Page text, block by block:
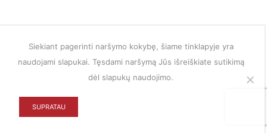
Siekiant pagerinti naršymo kokybę, šiame tinklapyje yra
naudojami slapukai. Tęsdami naršymą Jūs išreiškiate sutikimą
dėl slapukų naudojimo.
SUPRATAU